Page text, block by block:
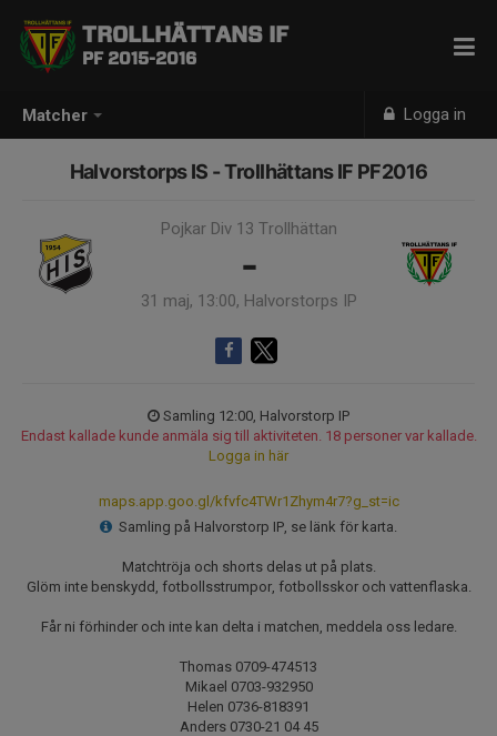
Matcher Logga in
TROLLHÄTTANS IF
PF 2015-2016
Halvorstorps IS - Trollhättans IF PF2016
Pojkar Div 13 Trollhättan
-
31 maj, 13:00, Halvorstorps IP
Samling 12:00, Halvorstorp IP
Endast kallade kunde anmäla sig till aktiviteten. 18 personer var kallade.
Logga in här
maps.app.goo.gl/kfvfc4TWr1Zhym4r7?g_st=ic
Samling på Halvorstorp IP, se länk för karta.
Matchtröja och shorts delas ut på plats.
Glöm inte benskydd, fotbollsstrumpor, fotbollsskor och vattenflaska.
Får ni förhinder och inte kan delta i matchen, meddela oss ledare.
Thomas 0709-474513
Mikael 0703-932950
Helen 0736-818391
Anders 0730-21 04 45